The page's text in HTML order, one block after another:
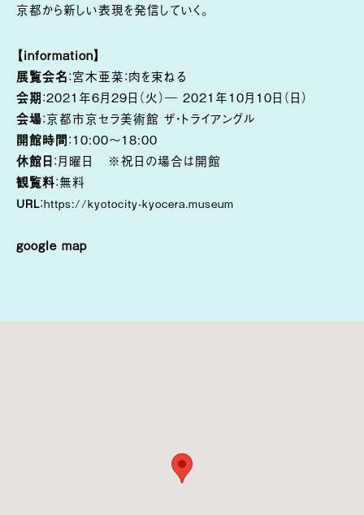
京都から新しい表現を発信していく。
【information】
展覧会名：宮木亜菜：肉を束ねる
会期：2021年6月29日（火）― 2021年10月10日（日）
会場：京都市京セラ美術館 ザ・トライアングル
開館時間：10:00〜18:00
休館日：月曜日 ※祝日の場合は開館
観覧料：無料
URL：https://kyotocity-kyocera.museum
google map